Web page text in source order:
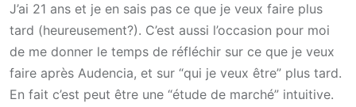
J’ai 21 ans et je en sais pas ce que je veux faire plus
tard (heureusement?). C’est aussi l’occasion pour moi
de me donner le temps de réfléchir sur ce que je veux
faire après Audencia, et sur “qui je veux être” plus tard.
En fait c’est peut être une “étude de marché” intuitive.